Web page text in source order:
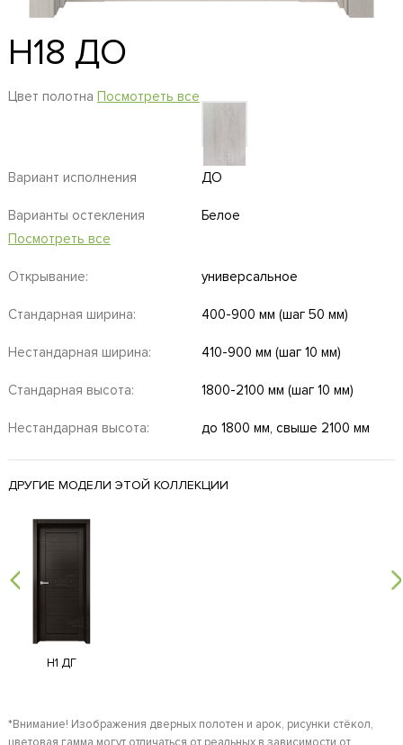
H18 ДО
Цвет полотна Посмотреть все
Вариант исполнения ДО
Варианты остекления
Посмотреть все
Белое
Открывание: универсальное
Стандарная ширина: 400-900 мм (шаг 50 мм)
Нестандарная ширина: 410-900 мм (шаг 10 мм)
Стандарная высота: 1800-2100 мм (шаг 10 мм)
Нестандарная высота: до 1800 мм, свыше 2100 мм
ДРУГИЕ МОДЕЛИ ЭТОЙ КОЛЛЕКЦИИ
H1 ДГ
*Внимание! Изображения дверных полотен и арок, рисунки стёкол,
цветовая гамма могут отличаться от реальных в зависимости от